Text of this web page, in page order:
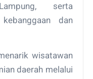
serta
dan
wisatawan
daerah melalui